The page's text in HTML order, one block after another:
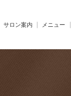
サロン案内 メニュー